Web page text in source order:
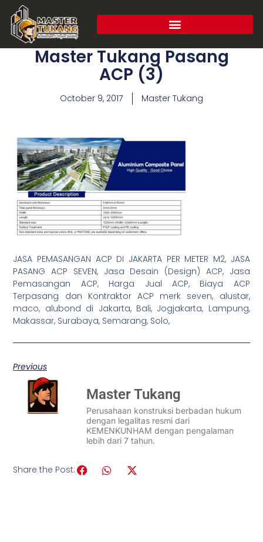
Master Tukang Pasang
ACP (3)
October 9, 2017 Master Tukang
JASA PEMASANGAN ACP DI JAKARTA PER METER M2, JASA
PASANG ACP SEVEN, Jasa Desain (Design) ACP, Jasa
Pemasangan ACP, Harga Jual ACP, Biaya ACP
Terpasang dan Kontraktor ACP merk seven, alustar,
maco, alubond di Jakarta, Bali, Jogjakarta, Lampung,
Makassar, Surabaya, Semarang, Solo,
Previous
Master Tukang
Perusahaan konstruksi berbadan hukum
dengan legalitas resmi dari
KEMENKUNHAM dengan pengalaman
lebih dari 7 tahun.
Share the Post: